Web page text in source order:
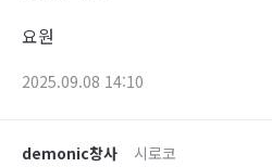
요원
2025.09.08 14:10
demonic창사 시로코